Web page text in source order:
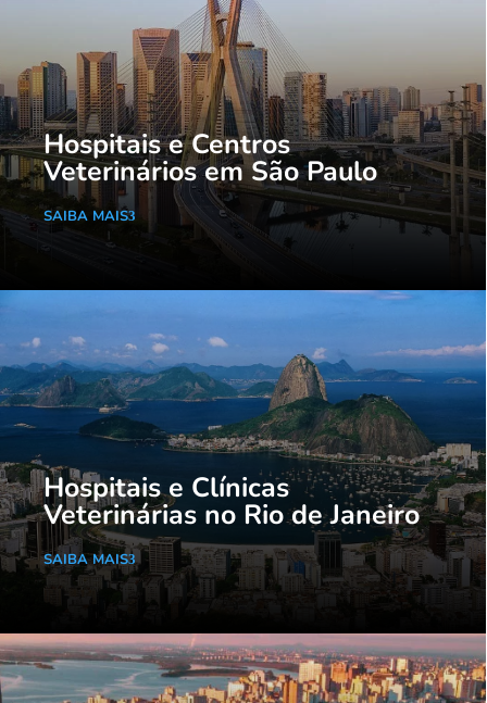
Hospitais e Centros
Veterinários em São Paulo
SAIBA MAIS
Hospitais e Clínicas
Veterinárias no Rio de Janeiro
SAIBA MAIS